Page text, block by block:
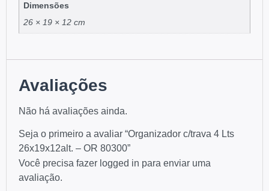
Dimensões
26 × 19 × 12 cm
Avaliações
Não há avaliações ainda.
Seja o primeiro a avaliar “Organizador c/trava 4 Lts
26x19x12alt. – OR 80300”
Você precisa fazer logged in para enviar uma
avaliação.